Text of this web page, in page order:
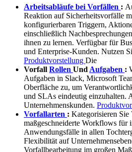
Arbeitsabläufe bei Vorfällen :
Reaktion auf Sicherheitsvorfälle
konfigurierbaren Triggern,
einschließlich
ihnen zu lernen. Verfügbar für
und Enterprise-Kunden. Nutzen
Produktvorstellung Die
Vorfall Rollen Und Aufgaben :
Aufgaben in Slack, Microsoft
Oberfläche zu, um
und SLAs eindeutig einzuhalten.
Unternehmenskunden.
Vorfallarten : Kategorisieren Sie
maßgeschneiderte Workflows für
Anwendungsfälle in allen
Flexibilität auf
Vorfallbearbeitung im großen